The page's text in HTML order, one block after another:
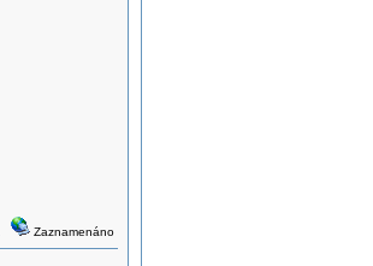
Zaznamenáno